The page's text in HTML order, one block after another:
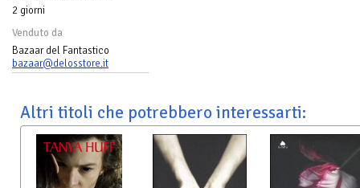
2 giorni
Venduto da
Bazaar del Fantastico
bazaar@delosstore.it
Altri titoli che potrebbero interessarti: